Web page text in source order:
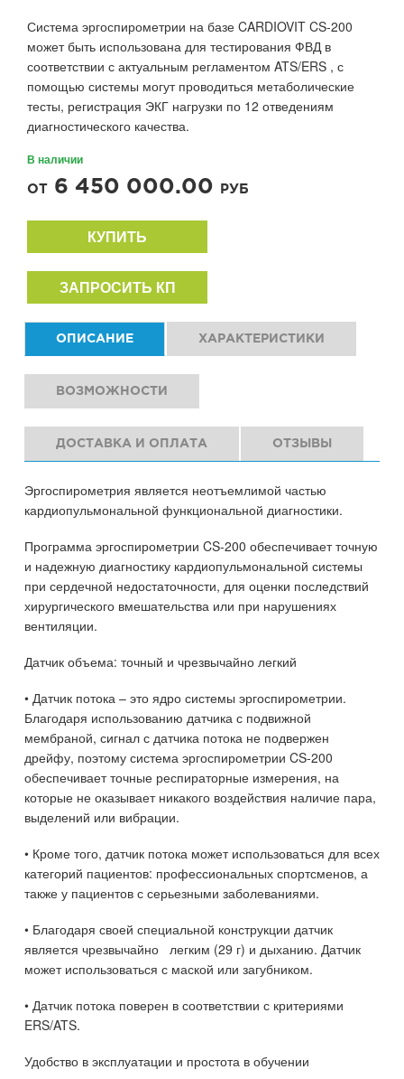
Система эргоспирометрии на базе CARDIOVIT CS-200
может быть использована для тестирования ФВД в
соответствии с актуальным регламентом ATS/ERS , с
помощью системы могут проводиться метаболические
тесты, регистрация ЭКГ нагрузки по 12 отведениям
диагностического качества.
В наличии
ОТ 6 450 000.00 РУБ
КУПИТЬ
ЗАПРОСИТЬ КП
ОПИСАНИЕ ХАРАКТЕРИСТИКИ
ВОЗМОЖНОСТИ
ДОСТАВКА И ОПЛАТА ОТЗЫВЫ
Эргоспирометрия является неотъемлимой частью
кардиопульмональной функциональной диагностики.
Программа эргоспирометрии CS-200 обеспечивает точную
и надежную диагностику кардиопульмональной системы
при сердечной недостаточности, для оценки последствий
хирургического вмешательства или при нарушениях
вентиляции.
Датчик объема: точный и чрезвычайно легкий
• Датчик потока – это ядро системы эргоспирометрии.
Благодаря использованию датчика с подвижной
мембраной, сигнал с датчика потока не подвержен
дрейфу, поэтому система эргоспирометрии CS-200
обеспечивает точные респираторные измерения, на
которые не оказывает никакого воздействия наличие пара,
выделений или вибрации.
• Кроме того, датчик потока может использоваться для всех
категорий пациентов: профессиональных спортсменов, а
также у пациентов с серьезными заболеваниями.
• Благодаря своей специальной конструкции датчик
является чрезвычайно легким (29 г) и дыханию. Датчик
может использоваться с маской или загубником.
• Датчик потока поверен в соответствии с критериями
ERS/ATS.
Удобство в эксплуатации и простота в обучении